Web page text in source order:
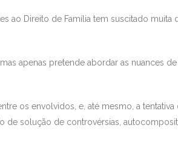
ao Direito de Família tem suscitado muita
apenas pretende abordar as nuances
os envolvidos, e, até mesmo, a
solução de controvérsias,